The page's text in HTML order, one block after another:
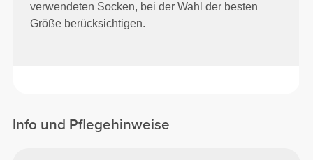
verwendeten Socken, bei der Wahl der besten
Größe berücksichtigen.
Info und Pflegehinweise